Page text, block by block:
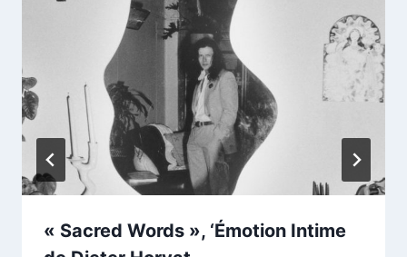
« Sacred Words », ‘Émotion Intime